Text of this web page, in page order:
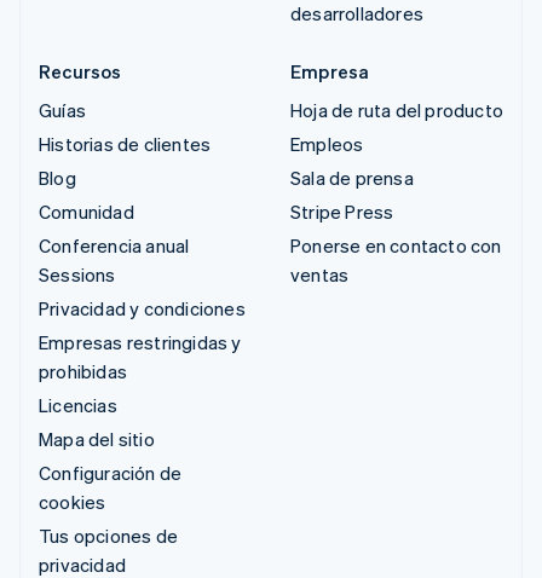
desarrolladores
Recursos
Guías
Historias de clientes
Blog
Comunidad
Conferencia anual
Sessions
Privacidad y condiciones
Empresas restringidas y
prohibidas
Licencias
Mapa del sitio
Configuración de
cookies
Tus opciones de
privacidad
Empresa
Hoja de ruta del producto
Empleos
Sala de prensa
Stripe Press
Ponerse en contacto con
ventas